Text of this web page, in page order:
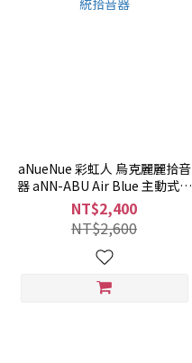
aNueNue 彩虹人 烏克麗麗拾音
器 aNN-ABU Air Blue 主動式雙
系統拾音器
NT$2,400
NT$2,600